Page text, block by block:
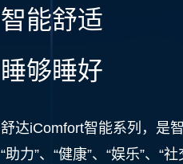
智能舒适
睡够睡好
舒达iComfort智能系列，是
“助力”、“健康”、“娱乐”、“